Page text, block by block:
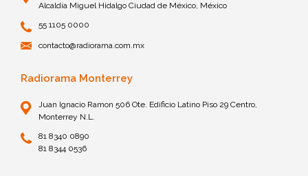
Alcaldía Miguel Hidalgo Ciudad de México, México
55 1105 0000
contacto@radiorama.com.mx
Radiorama Monterrey
Juan Ignacio Ramon 506 Ote. Edificio Latino Piso 29 Centro,
Monterrey N.L.
81 8340 0890
81 8344 0536